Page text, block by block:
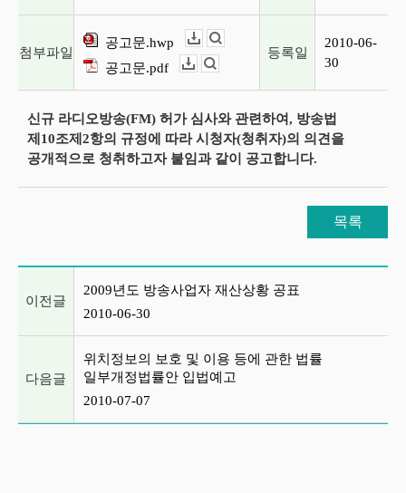
첨부파일
공고문.hwp
공고문.pdf
등록일
2010-06-
30
신규 라디오방송(FM) 허가 심사와 관련하여, 방송법
제10조제2항의 규정에 따라 시청자(청취자)의 의견을
공개적으로 청취하고자 붙임과 같이 공고합니다.
목록
이전글
2009년도 방송사업자 재산상황 공표
2010-06-30
다음글
위치정보의 보호 및 이용 등에 관한 법률
일부개정법률안 입법예고
2010-07-07